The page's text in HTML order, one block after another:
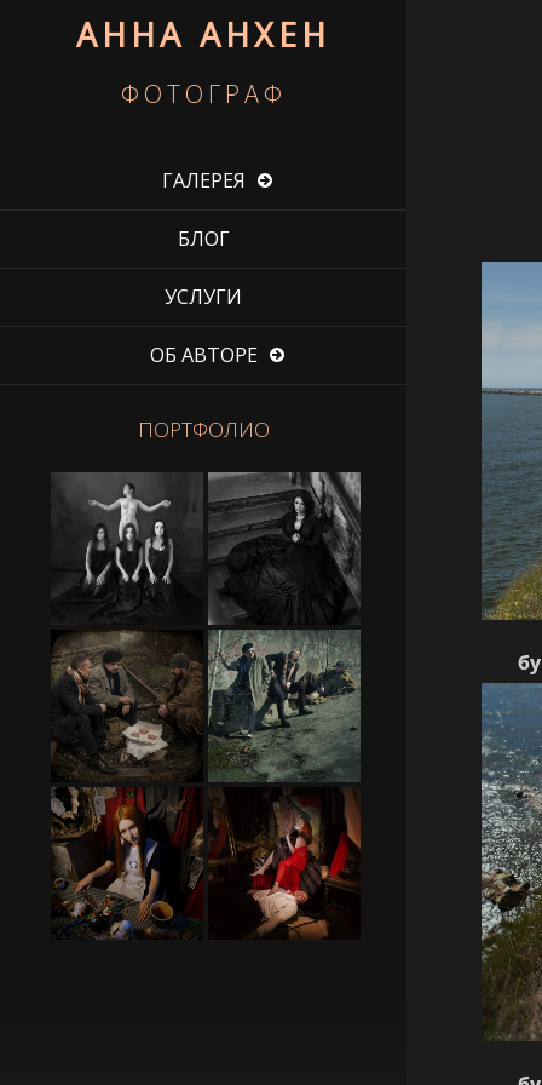
АННА АНХЕН
ФОТОГРАФ
ГАЛЕРЕЯ
БЛОГ
УСЛУГИ
ОБ АВТОРЕ
ПОРТФОЛИО